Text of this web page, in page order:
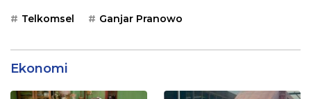
Telkomsel Ganjar Pranowo
Ekonomi